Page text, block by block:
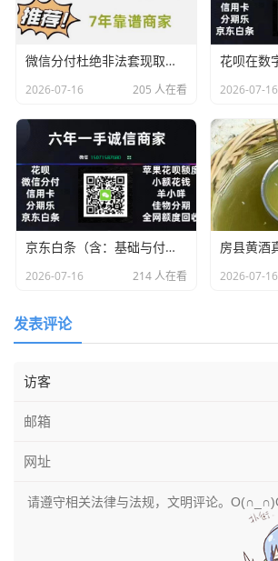
微信分付杜绝非法套现取现变现！！！
2026-07-16 205 人在看 2026-07-16
京东白条（含：基础与付费额度）取套购物全套解析
2026-07-16 214 人在看 2026-07-16
发表评论